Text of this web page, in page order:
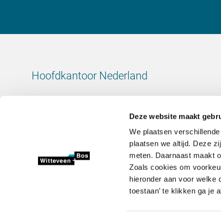
Deze website maakt
We plaatsen
plaatsen we altijd. Deze
meten. Daarnaast maakt
Zoals cookies om
hieronder aan voor welke
toestaan’ te klikken ga je
Hoofdkantoor Nederland
BTW-nummer: 800288920